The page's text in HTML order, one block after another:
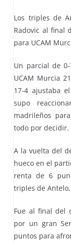
Los triples de
Radovic al final
para UCAM
Un parcial de
UCAM Murcia
17-4 ajustaba
supo
madrileños
todo por decidir.
A la vuelta del
hueco en el
renta de 6
triples de Antelo,
Fue al final del
por un gran
puntos para